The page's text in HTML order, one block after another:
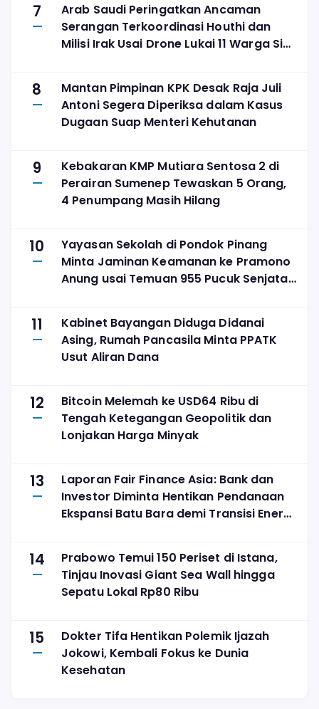
7
Arab Saudi Peringatkan Ancaman
Serangan Terkoordinasi Houthi dan
Milisi Irak Usai Drone Lukai 11 Warga Sipil
8
Mantan Pimpinan KPK Desak Raja Juli
Antoni Segera Diperiksa dalam Kasus
Dugaan Suap Menteri Kehutanan
9
Kebakaran KMP Mutiara Sentosa 2 di
Perairan Sumenep Tewaskan 5 Orang,
4 Penumpang Masih Hilang
10
Yayasan Sekolah di Pondok Pinang
Minta Jaminan Keamanan ke Pramono
Anung usai Temuan 955 Pucuk Senjata
11
Kabinet Bayangan Diduga Didanai
Asing, Rumah Pancasila Minta PPATK
Usut Aliran Dana
12
Bitcoin Melemah ke USD64 Ribu di
Tengah Ketegangan Geopolitik dan
Lonjakan Harga Minyak
13
Laporan Fair Finance Asia: Bank dan
Investor Diminta Hentikan Pendanaan
Ekspansi Batu Bara demi Transisi Energi
14
Prabowo Temui 150 Periset di Istana,
Tinjau Inovasi Giant Sea Wall hingga
Sepatu Lokal Rp80 Ribu
15
Dokter Tifa Hentikan Polemik Ijazah
Jokowi, Kembali Fokus ke Dunia
Kesehatan